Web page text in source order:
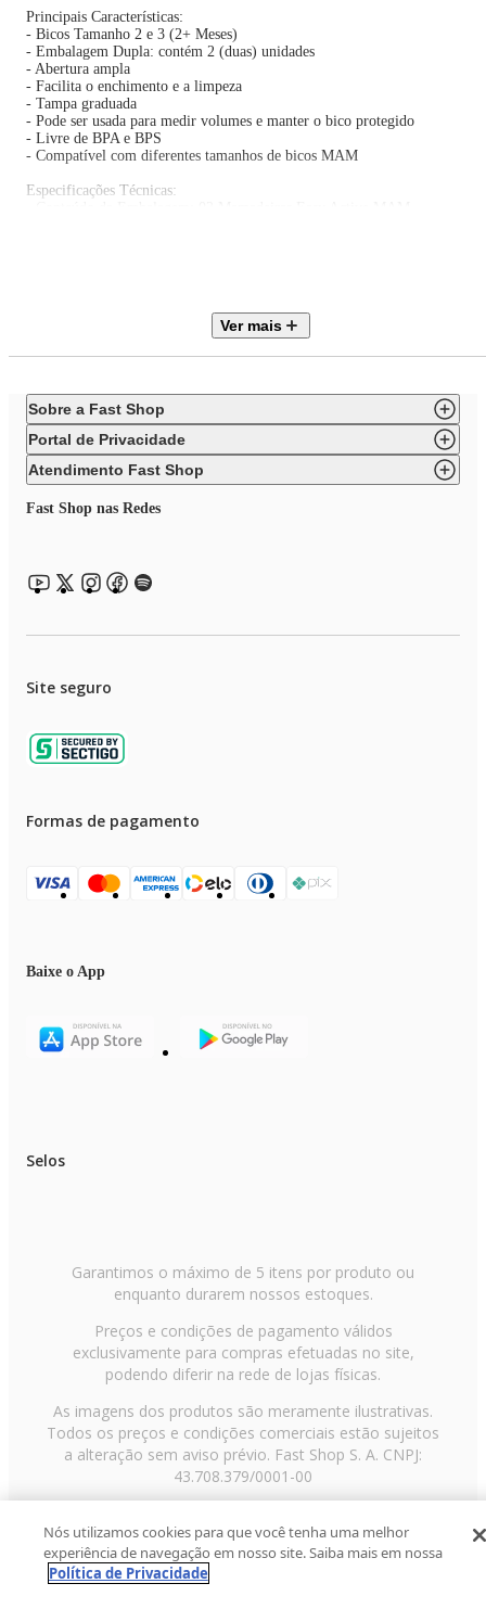
Principais Características:
- Bicos Tamanho 2 e 3 (2+ Meses)
- Embalagem Dupla: contém 2 (duas) unidades
- Abertura ampla
- Facilita o enchimento e a limpeza
- Tampa graduada
- Pode ser usada para medir volumes e manter o bico protegido
- Livre de BPA e BPS
- Compatível com diferentes tamanhos de bicos MAM
Especificações Técnicas:
Ver mais
Sobre a Fast Shop
Portal de Privacidade
Atendimento Fast Shop
Fast Shop nas Redes
Site seguro
Formas de pagamento
Baixe o App
Selos
Garantimos o máximo de 5 itens por produto ou
enquanto durarem nossos estoques.
Preços e condições de pagamento válidos
exclusivamente para compras efetuadas no site,
podendo diferir na rede de lojas físicas.
As imagens dos produtos são meramente ilustrativas.
Todos os preços e condições comerciais estão sujeitos
a alteração sem aviso prévio. Fast Shop S. A. CNPJ:
43.708.379/0001-00
Paulo/SP, CEP 02029-001, Telefone: 11 3003-3728 ©
2013 Fast Shop - Todos os direitos reservadosRF
Nós utilizamos cookies para que você tenha uma melhor
experiência de navegação em nosso site. Saiba mais em nossa
Política de Privacidade